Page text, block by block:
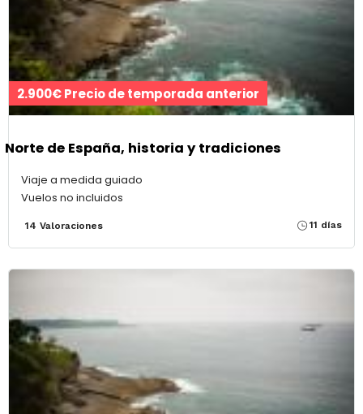
2.900€ Precio de temporada anterior
Norte de España, historia y tradiciones
Viaje a medida guiado
Vuelos no incluidos
14 Valoraciones 11 días